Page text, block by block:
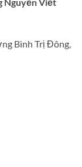
Bình Trị Đông,